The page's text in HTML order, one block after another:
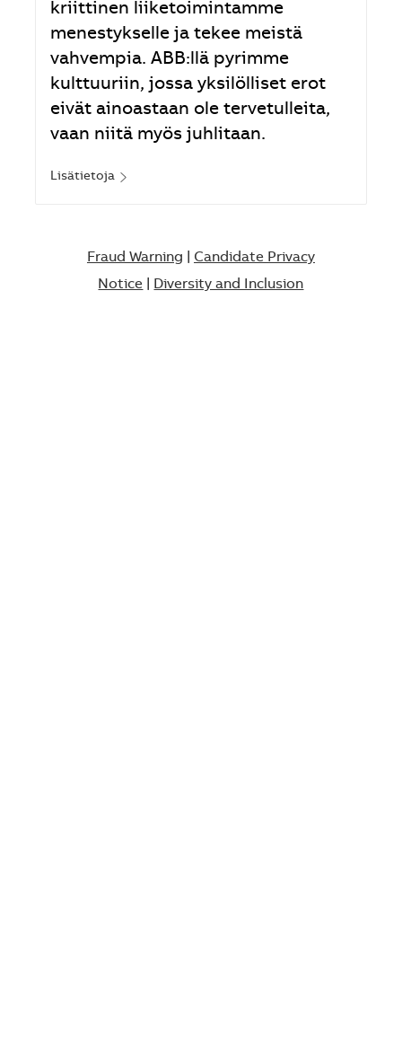
kriittinen liiketoimintamme
menestykselle ja tekee meistä
vahvempia. ABB:llä pyrimme
kulttuuriin, jossa yksilölliset erot
eivät ainoastaan ole tervetulleita,
vaan niitä myös juhlitaan.
Lisätietoja
Fraud Warning
Candidate Privacy
Notice
Diversity and Inclusion​​​​​​​